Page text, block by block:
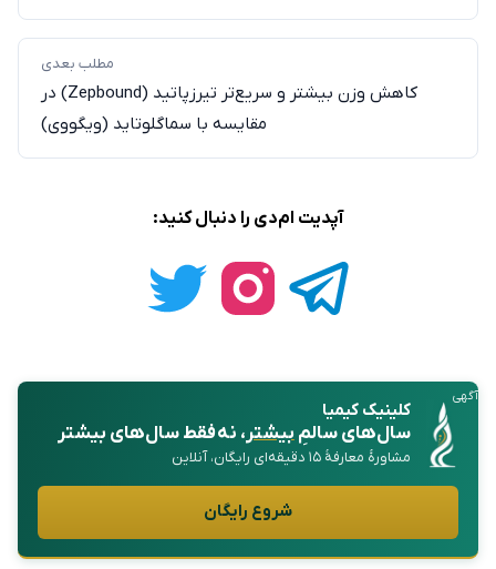
مطلب بعدی
کاهش وزن بیشتر و سریع‌تر تیرزپاتید (Zepbound) در
مقایسه با سماگلوتاید (ویگووی)
آپدیت ام‌دی را دنبال کنید:
آگهی
کلینیک کیمیا
سال‌های سالمِبیشتر، نه فقط سال‌های بیشتر
مشاورهٔ معارفهٔ ۱۵ دقیقه‌ای رایگان، آنلاین
شروع رایگان